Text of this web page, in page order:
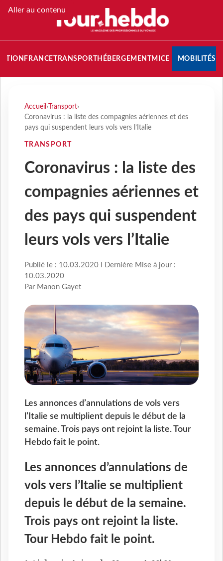
Aller au contenu
FRANCETRANSPORT HÉBERGEMENTMICE MOBILITÉS
Accueil › Transport›
Coronavirus : la liste des compagnies aériennes et des
pays qui suspendent leurs vols vers l’Italie
TRANSPORT
Coronavirus : la liste des
compagnies aériennes et
des pays qui suspendent
leurs vols vers l’Italie
Publié le : 10.03.2020 I Dernière Mise à jour :
10.03.2020
Par Manon Gayet
Les annonces d’annulations de vols vers
l’Italie se multiplient depuis le début de la
semaine. Trois pays ont rejoint la liste. Tour
Hebdo fait le point.
Les annonces d’annulations de
vols vers l’Italie se multiplient
depuis le début de la semaine.
Trois pays ont rejoint la liste.
Tour Hebdo fait le point.